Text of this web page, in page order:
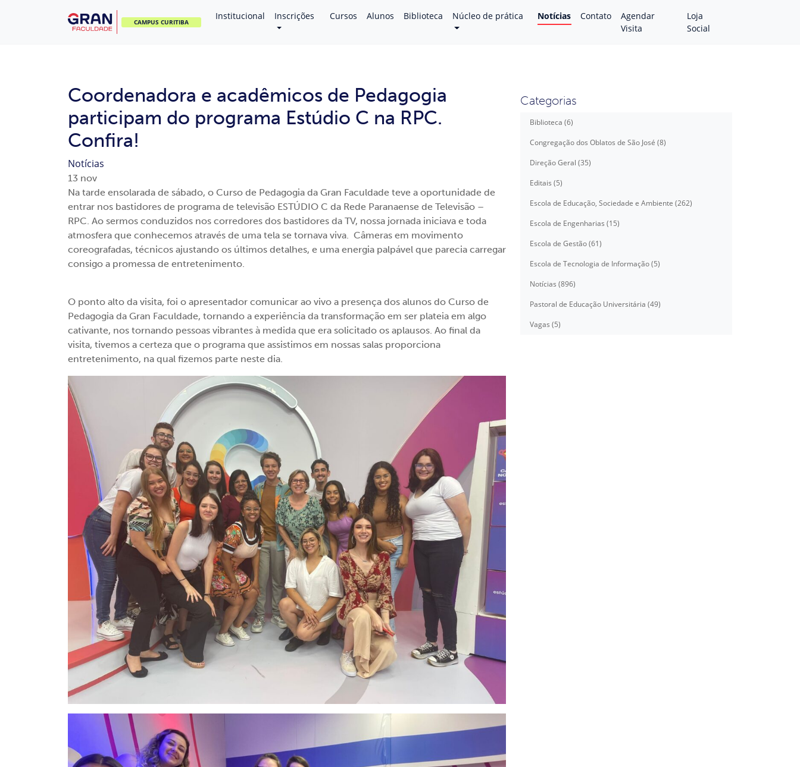
CAMPUS CURITIBA
Institucional Inscrições Cursos Alunos Biblioteca Núcleo de prática Notícias Contato
Agendar
Visita
Loja
Social
Coordenadora e acadêmicos de Pedagogia
participam do programa Estúdio C na RPC.
Confira!
Notícias
13 nov
Na tarde ensolarada de sábado, o Curso de Pedagogia da Gran Faculdade teve a oportunidade de
entrar nos bastidores de programa de televisão ESTÚDIO C da Rede Paranaense de Televisão –
RPC. Ao sermos conduzidos nos corredores dos bastidores da TV, nossa jornada iniciava e toda
atmosfera que conhecemos através de uma tela se tornava viva. Câmeras em movimento
coreografadas, técnicos ajustando os últimos detalhes, e uma energia palpável que parecia carregar
consigo a promessa de entretenimento.
O ponto alto da visita, foi o apresentador comunicar ao vivo a presença dos alunos do Curso de
Pedagogia da Gran Faculdade, tornando a experiência da transformação em ser plateia em algo
cativante, nos tornando pessoas vibrantes à medida que era solicitado os aplausos. Ao final da
visita, tivemos a certeza que o programa que assistimos em nossas salas proporciona
entretenimento, na qual fizemos parte neste dia.
Categorias
Biblioteca (6)
Congregação dos Oblatos de São José (8)
Direção Geral (35)
Editais (5)
Escola de Educação, Sociedade e Ambiente (262)
Escola de Engenharias (15)
Escola de Gestão (61)
Escola de Tecnologia de Informação (5)
Notícias (896)
Pastoral de Educação Universitária (49)
Vagas (5)